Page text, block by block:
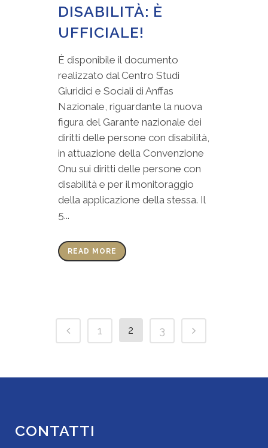
DISABILITÀ: È
UFFICIALE!
È disponibile il documento
realizzato dal Centro Studi
Giuridici e Sociali di Anffas
Nazionale, riguardante la nuova
figura del Garante nazionale dei
diritti delle persone con disabilità,
in attuazione della Convenzione
Onu sui diritti delle persone con
disabilità e per il monitoraggio
della applicazione della stessa. Il
5...
READ MORE
1 2 3
CONTATTI